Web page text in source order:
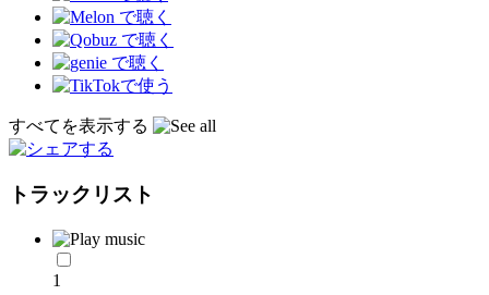
すべてを表示する
トラックリスト
1